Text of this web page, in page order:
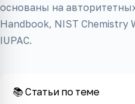
основаны на
Handbook, NIST Chemistry
IUPAC.
📚 Статьи по теме